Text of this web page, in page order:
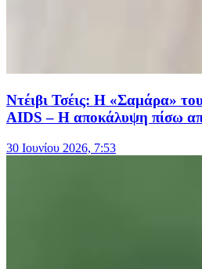
Ντέιβι Τσέις: Η «Σαμάρα»
AIDS – Η αποκάλυψη πίσω
30 Ιουνίου 2026, 7:53